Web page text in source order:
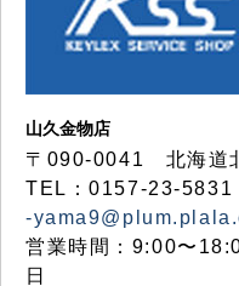
山久金物店
〒090-0041 北海道
TEL：0157-23-
-
営業時間：9:00〜
日